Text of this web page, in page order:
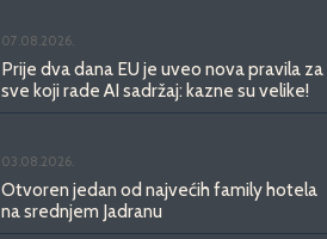
07.08.2026.
Prije dva dana EU je uveo nova pravila za
sve koji rade AI sadržaj: kazne su velike!
03.08.2026.
Otvoren jedan od najvećih family hotela
na srednjem Jadranu